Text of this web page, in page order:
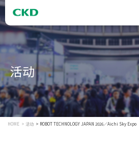
活动
HOME 活动 ROBOT TECHNOLOGY JAPAN 2026／Aichi Sky Expo